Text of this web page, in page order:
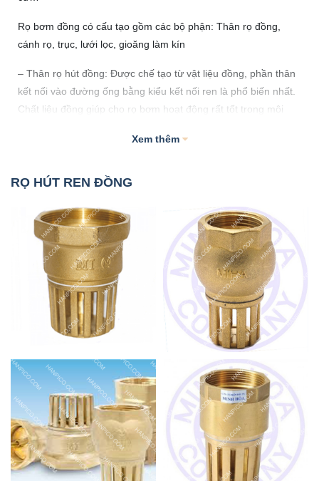
Rọ bơm đồng có cấu tạo gồm các bộ phận: Thân rọ đồng,
cánh rọ, trục, lưới lọc, gioăng làm kín
– Thân rọ hút đồng: Được chế tạo từ vật liệu đồng, phần thân
kết nối vào đường ống bằng kiểu kết nối ren là phổ biến nhất.
Chất liệu đồng giúp cho rọ bơm hoạt động rất tốt trong môi
– Phần cánh của rọ bơm: Cánh rọ bơm bên trong thiết kế như
dạng van một chiều lá lật. Vì thế đôi khi người ta còn xếp rọ
bơm vào loại van một chiều. Rọ có thể lật lên xuống thông qua
lò xo và trục
– Trục của rọ bơm đồng: Trục là bộ phận có nhiệm vụ cố định
cánh van, giúp cánh van có thể hoạt động lật qua lật lại cố
định tại một vị trí
– Phần lưới lọc: Lưới lọc của rọ bơm có tác dụng chặn các loại
rác và mảng bám lọt vào bên trong máy bơm hoặc đường
ống, với rọ bơm đồng lưới lọc kết nối vào phần thân qua kiểu
nối ren có thể tháo ra lắp vào đơn giản.
– Phần gioăng làm kín: Phần gioăng đĩa thường được sử dụng
bằng cao su NBR, phần gioăng thân kết nối với lưới lọc được
sử dụng loại cao su PTFE đảm bảo độ kín và tránh rò rỉ nước
chảy ngược lại. Chống hiện tượng tụt áp nước rất tốt
Xem thêm
RỌ HÚT REN ĐỒNG